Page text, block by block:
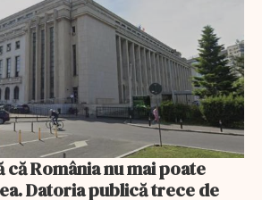
că România nu mai poate
Datoria publică trece de